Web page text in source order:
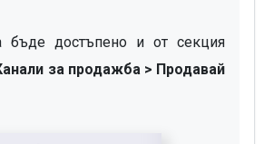
за продажба > Продавай